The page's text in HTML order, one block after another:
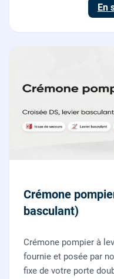
En
Crémone
basculant)
Crémone pompier à
fournie et posée par
fixe de votre porte